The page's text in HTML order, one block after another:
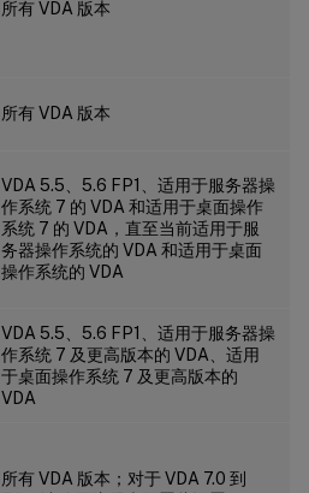
所有 VDA 版本
所有 VDA 版本
VDA 5.5、5.6 FP1、适用于服务器操
作系统 7 的 VDA 和适用于桌面操作
系统 7 的 VDA，直至当前适用于服
务器操作系统的 VDA 和适用于桌面
操作系统的 VDA
VDA 5.5、5.6 FP1、适用于服务器操
作系统 7 及更高版本的 VDA、适用
于桌面操作系统 7 及更高版本的
VDA
所有 VDA 版本；对于 VDA 7.0 到